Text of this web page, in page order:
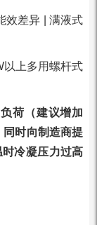
效差异 | 满液式
以上多用螺杆式
荷（建议增加
同时向制造商提
冷凝压力过高